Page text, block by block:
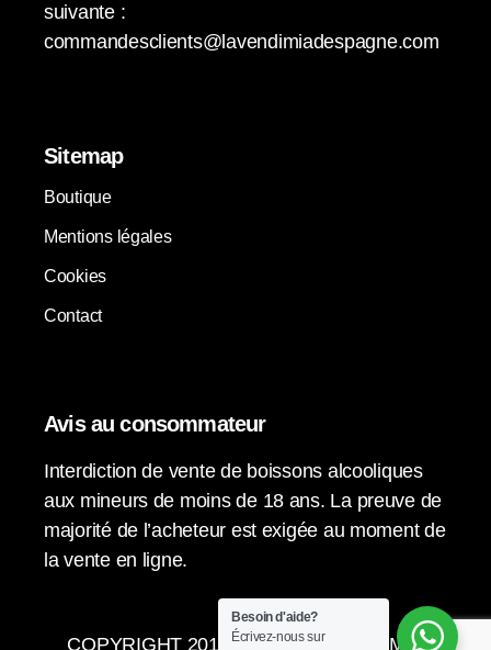
suivante :
commandesclients@lavendimiadespagne.com
Sitemap
Boutique
Mentions légales
Cookies
Contact
Avis au consommateur
Interdiction de vente de boissons alcooliques
aux mineurs de moins de 18 ans. La preuve de
majorité de l’acheteur est exigée au moment de
la vente en ligne.
COPYRIGHT 2015-2024 © LA VENDIMIA
Besoin d'aide?
Écrivez-nous sur